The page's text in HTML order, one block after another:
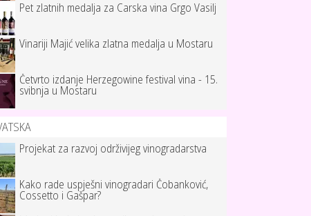
Pet zlatnih medalja za Carska vina Grgo Vasilj
Vinariji Majić velika zlatna medalja u Mostaru
Četvrto izdanje Herzegowine festival vina - 15.
svibnja u Mostaru
Projekat za razvoj održivijeg vinogradarstva
Kako rade uspješni vinogradari Čobanković,
Cossetto i Gašpar?